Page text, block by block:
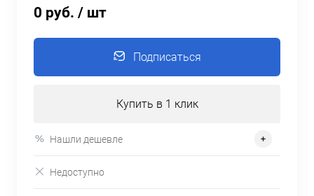
0 руб. / шт
Подписаться
Купить в 1 клик
Нашли дешевле
Недоступно